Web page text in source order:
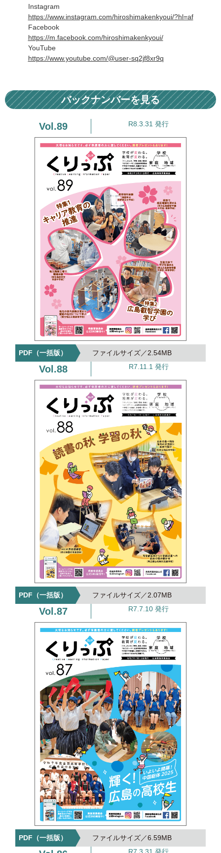
Instagram
https://www.instagram.com/hiroshimakenkyoui/?hl=af
Facebook
https://m.facebook.com/hiroshimakenkyoui/
YouTube
https://www.youtube.com/@user-sq2jf8xr9q
バックナンバーを見る
89 R8.3.31 発行
2.54MB
88 R7.11.1 発行
2.07MB
87 R7.7.10 発行
6.59MB